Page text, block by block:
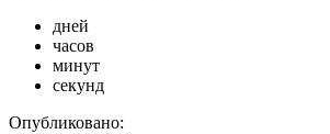
дней
часов
минут
секунд
Опубликовано: